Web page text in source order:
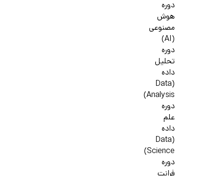
دوره
هوش
مصنوعی
(AI)
دوره
تحلیل
داده
(Data
Analysis)
دوره
علم
داده
(Data
Science)
دوره